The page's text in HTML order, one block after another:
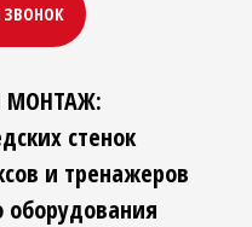
ЗВОНОК
МОНТАЖ:
стенок
и тренажеров
оборудования